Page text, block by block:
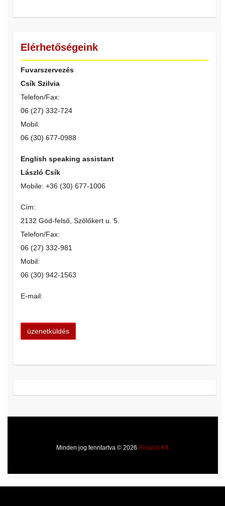
Elérhetőségeink
Fuvarszervezés
Csík Szilvia
Telefon/Fax:
06 (27) 332-724
Mobil:
06 (30) 677-0988
English speaking assistant
László Csík
Mobile: +36 (30) 677-1006
Cím:
2132 Göd-felső, Szőlőkert u. 5.
Telefon/Fax:
06 (27) 332-981
Mobil:
06 (30) 942-1563
E-mail:
Minden jog fenntartva © 2026 Rotáció Kft.